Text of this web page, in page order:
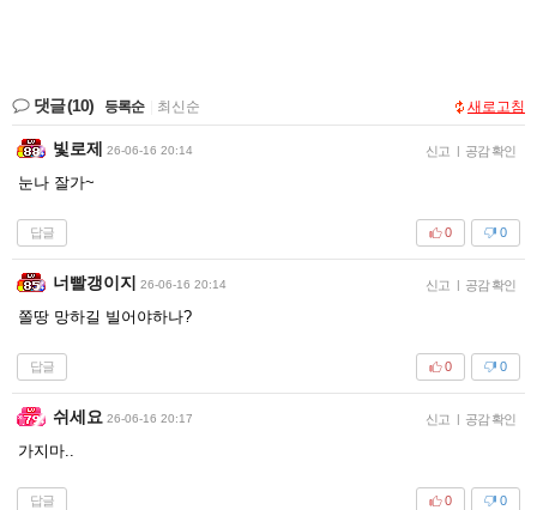
댓글(10) 등록순 최신순 새로고침
빛로제 26-06-16 20:14 신고 | 공감 확인
눈나 잘가~
답글 0
0
너빨갱이지 26-06-16 20:14 신고 | 공감 확인
쫄땅 망하길 빌어야하나?
답글 0
0
쉬세요 26-06-16 20:17 신고 | 공감 확인
가지마..
답글 0
0